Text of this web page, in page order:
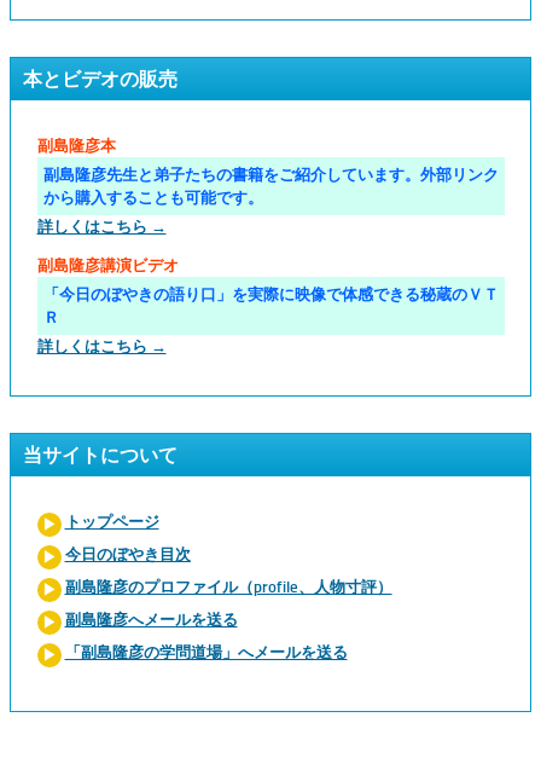
本とビデオの販売
副島隆彦本
副島隆彦先生と弟子たちの書籍をご紹介しています。外部リンク
から購入することも可能です。
詳しくはこちら →
副島隆彦講演ビデオ
「今日のぼやきの語り口」を実際に映像で体感できる秘蔵のＶＴ
Ｒ
詳しくはこちら →
当サイトについて
トップページ
今日のぼやき目次
副島隆彦のプロファイル（profile、人物寸評）
副島隆彦へメールを送る
「副島隆彦の学問道場」へメールを送る